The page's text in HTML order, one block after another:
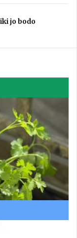
jo bodo